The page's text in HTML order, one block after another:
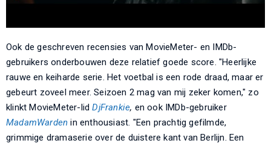
Ook de geschreven recensies van MovieMeter- en IMDb-
gebruikers onderbouwen deze relatief goede score. "Heerlijke
rauwe en keiharde serie. Het voetbal is een rode draad, maar er
gebeurt zoveel meer. Seizoen 2 mag van mij zeker komen," zo
klinkt MovieMeter-lidDjFrankie, en ook IMDb-gebruiker
MadamWarden in enthousiast. "Een prachtig gefilmde,
grimmige dramaserie over de duistere kant van Berlijn. Een